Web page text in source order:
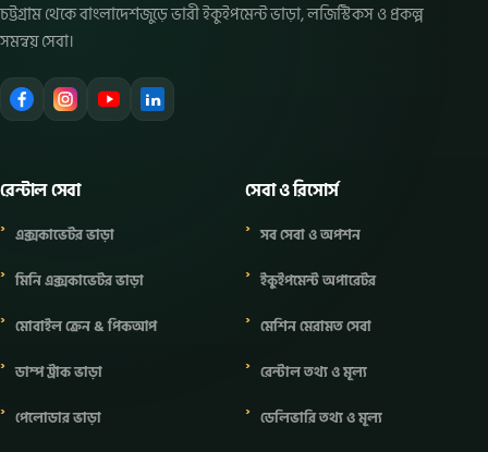
চট্টগ্রাম থেকে বাংলাদেশজুড়ে ভারী ইকুইপমেন্ট ভাড়া, লজিস্টিকস ও প্রকল্প
সমন্বয় সেবা।
রেন্টাল সেবা
এক্সকাভেটর ভাড়া
মিনি এক্সকাভেটর ভাড়া
মোবাইল ক্রেন & পিকআপ
ডাম্প ট্রাক ভাড়া
পেলোডার ভাড়া
সেবা ও রিসোর্স
সব সেবা ও অপশন
ইকুইপমেন্ট অপারেটর
মেশিন মেরামত সেবা
রেন্টাল তথ্য ও মূল্য
ডেলিভারি তথ্য ও মূল্য